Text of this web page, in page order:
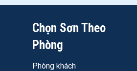
Chọn Sơn Theo
Phòng
Phòng khách